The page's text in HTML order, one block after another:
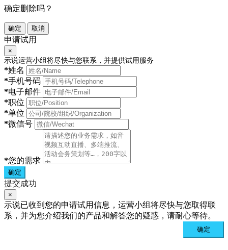
确定删除吗？
确定 取消
申请试用
×
示说运营小组将尽快与您联系，并提供试用服务
*姓名
*手机号码
*电子邮件
*职位
*单位
*微信号
*您的需求
确定
提交成功
×
示说已收到您的申请试用信息，运营小组将尽快与您取得联
系，并为您介绍我们的产品和解答您的疑惑，请耐心等待。
确定